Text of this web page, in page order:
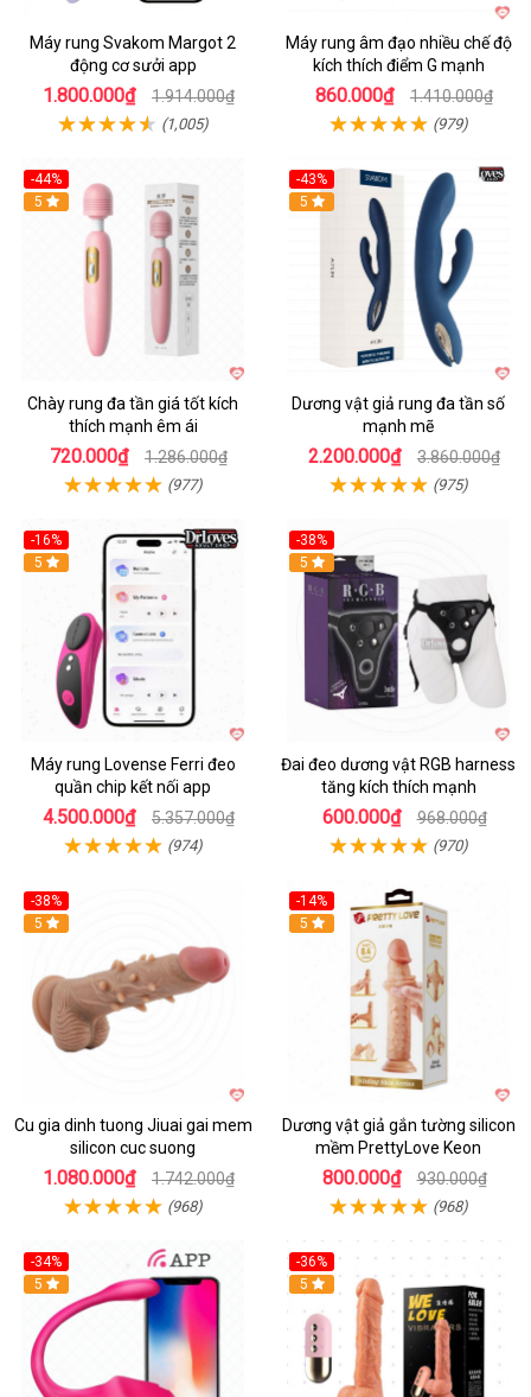
Máy rung Svakom Margot 2
động cơ sưởi app
1.800.000₫ 1.914.000₫
(1,005)
Máy rung âm đạo nhiều chế độ
kích thích điểm G mạnh
860.000₫ 1.410.000₫
(979)
-44%
Hot
5
Chày rung đa tần giá tốt kích
thích mạnh êm ái
720.000₫ 1.286.000₫
(977)
-43%
Hot
5
Dương vật giả rung đa tần số
mạnh mẽ
2.200.000₫ 3.860.000₫
(975)
-16%
Hot
5
Máy rung Lovense Ferri đeo
quần chip kết nối app
4.500.000₫ 5.357.000₫
(974)
-38%
Hot
5
Đai đeo dương vật RGB harness
tăng kích thích mạnh
600.000₫ 968.000₫
(970)
-38%
5
Cu gia dinh tuong Jiuai gai mem
silicon cuc suong
1.080.000₫ 1.742.000₫
(968)
-14%
5
Dương vật giả gắn tường silicon
mềm PrettyLove Keon
800.000₫ 930.000₫
(968)
-34%
5
-36%
5